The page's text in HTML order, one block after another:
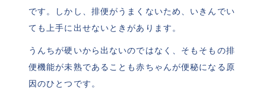
です。しかし、排便がうまくないため、いきんでい
ても上手に出せないときがあります。
うんちが硬いから出ないのではなく、そもそもの排
便機能が未熟であることも赤ちゃんが便秘になる原
因のひとつです。